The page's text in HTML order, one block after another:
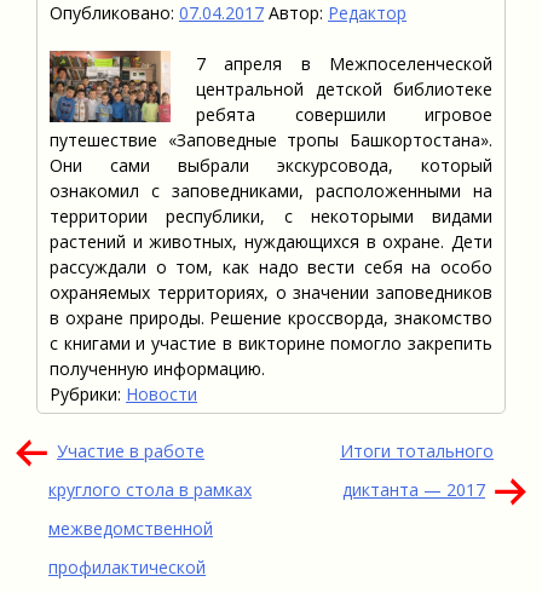
Опубликовано: 07.04.2017 Автор: Редактор
7 апреля в Межпоселенческой
центральной детской библиотеке
ребята совершили игровое
путешествие «Заповедные тропы Башкортостана».
Они сами выбрали экскурсовода, который
ознакомил с заповедниками, расположенными на
территории республики, с некоторыми видами
растений и животных, нуждающихся в охране. Дети
рассуждали о том, как надо вести себя на особо
охраняемых территориях, о значении заповедников
в охране природы. Решение кроссворда, знакомство
с книгами и участие в викторине помогло закрепить
полученную информацию.
Рубрики: Новости
Навигация
по
Участие в работе
круглого стола в рамках
межведомственной
профилактической
Итоги тотального
диктанта — 2017